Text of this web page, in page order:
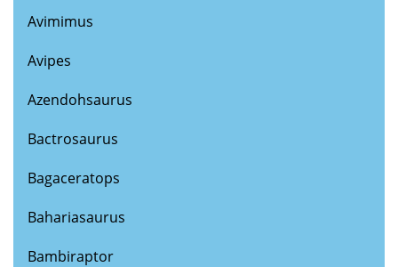
Avimimus
Avipes
Azendohsaurus
Bactrosaurus
Bagaceratops
Bahariasaurus
Bambiraptor